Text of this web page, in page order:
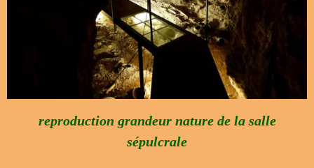
reproduction grandeur nature de la salle
sépulcrale